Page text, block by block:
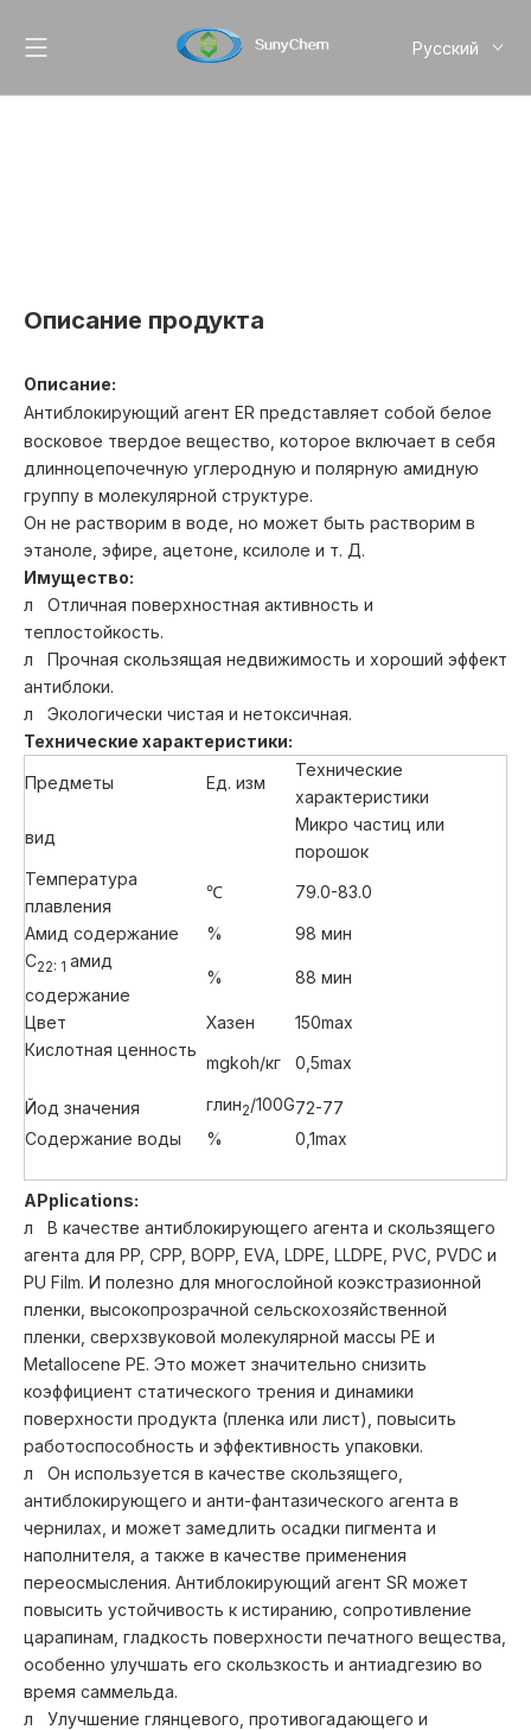
Pусский
Описание продукта
Описание:
Антиблокирующий агент ER представляет собой белое
восковое твердое вещество, которое включает в себя
длинноцепочечную углеродную и полярную амидную
группу в молекулярной структуре.
Он не растворим в воде, но может быть растворим в
этаноле, эфире, ацетоне, ксилоле и т. Д.
Имущество:
л Отличная поверхностная активность и
теплостойкость.
л Прочная скользящая недвижимость и хороший эффект
антиблоки.
л Экологически чистая и нетоксичная.
Технические характеристики:
Предметы Ед. изм
Технические
характеристики
вид
Микро частиц или
порошок
Температура
плавления
℃ 79.0-83.0
Амид содержание %
98 мин
C22: 1 амид
содержание
% 88 мин
Цвет Хазен
150max
Кислотная ценность
mgkoh/кг 0,5max
Йод значения глин2/100G72-77
Содержание воды
% 0,1max
APplications:
л В качестве антиблокирующего агента и скользящего
агента для PP, CPP, BOPP, EVA, LDPE, LLDPE, PVC, PVDC и
PU Film. И полезно для многослойной коэкстразионной
пленки, высокопрозрачной сельскохозяйственной
пленки, сверхзвуковой молекулярной массы PE и
Metallocene PE. Это может значительно снизить
коэффициент статического трения и динамики
поверхности продукта (пленка или лист), повысить
работоспособность и эффективность упаковки.
л Он используется в качестве скользящего,
антиблокирующего и анти-фантазического агента в
чернилах, и может замедлить осадки пигмента и
наполнителя, а также в качестве применения
переосмысления. Антиблокирующий агент SR может
повысить устойчивость к истиранию, сопротивление
царапинам, гладкость поверхности печатного вещества,
особенно улучшать его скользкость и антиадгезию во
время саммельда.
л Улучшение глянцевого, противогадающего и